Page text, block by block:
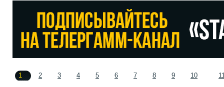
1 2 3 4 5 6 7 8 9 10